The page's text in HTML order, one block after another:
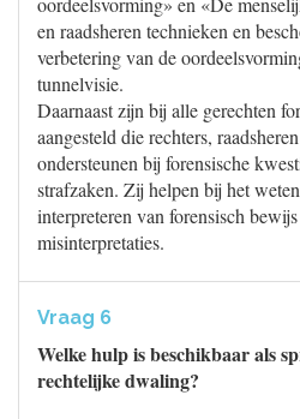
en raadsheren technieken en
verbetering van de
tunnelvisie.
Daarnaast zijn bij alle gerechten
aangesteld die rechters,
ondersteunen bij forensische
strafzaken. Zij helpen bij het
interpreteren van forensisch
misinterpretaties.
Vraag 6
Welke hulp is beschikbaar als
rechtelijke dwaling?